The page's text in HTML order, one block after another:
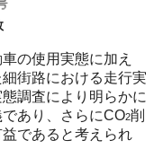
の使用実態に加え
街路における走行実
調査により明らかに
あり、さらにCO2削
であると考えられ